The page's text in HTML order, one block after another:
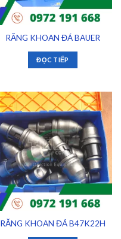
RĂNG KHOAN ĐÁ BAUER
ĐỌC TIẾP
RĂNG KHOAN ĐÁ B47K22H